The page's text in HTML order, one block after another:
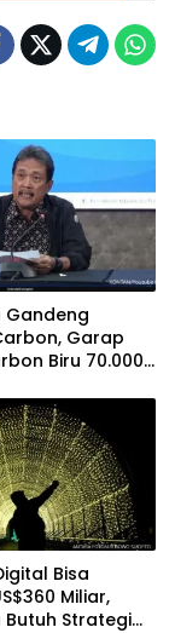
Gandeng
Garap
Biru 70.000
Bisa
Miliar,
Butuh Strategi